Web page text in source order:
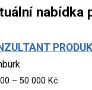
nabídka
– 50 000 Kč